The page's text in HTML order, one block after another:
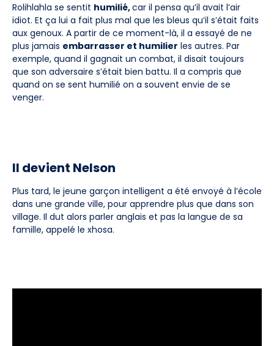
Rolihlahla se sentit humilié,car il pensa qu’il avait l’air
idiot. Et ça lui a fait plus mal que les bleus qu’il s’était faits
aux genoux. A partir de ce moment-là, il a essayé de ne
plus jamais embarrasser et humilier les autres. Par
exemple, quand il gagnait un combat, il disait toujours
que son adversaire s’était bien battu. Il a compris que
quand on se sent humilié on a souvent envie de se
venger.
Il devient Nelson
Plus tard, le jeune garçon intelligent a été envoyé à l’école
dans une grande ville, pour apprendre plus que dans son
village. Il dut alors parler anglais et pas la langue de sa
famille, appelé le xhosa.